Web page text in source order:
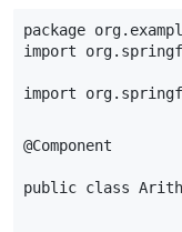
package org.
import
org.
import org.
@Component
public class